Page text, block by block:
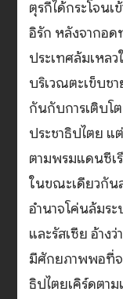
ตุรกีได้กระโจน
อิรัก หลังจากอ
ประเทศล้มเหลว
บริเวณตะเข็บช
กันกับการเติบโ
ประชาธิปไตย
ตามพรมแดนซีเ
ในขณะเดียวกัน
อำนาจโค่นล้มร
และรัสเซีย อ้างว่
มีศักยภาพพอที่จ
ธิปไตยเคิร์ดตา